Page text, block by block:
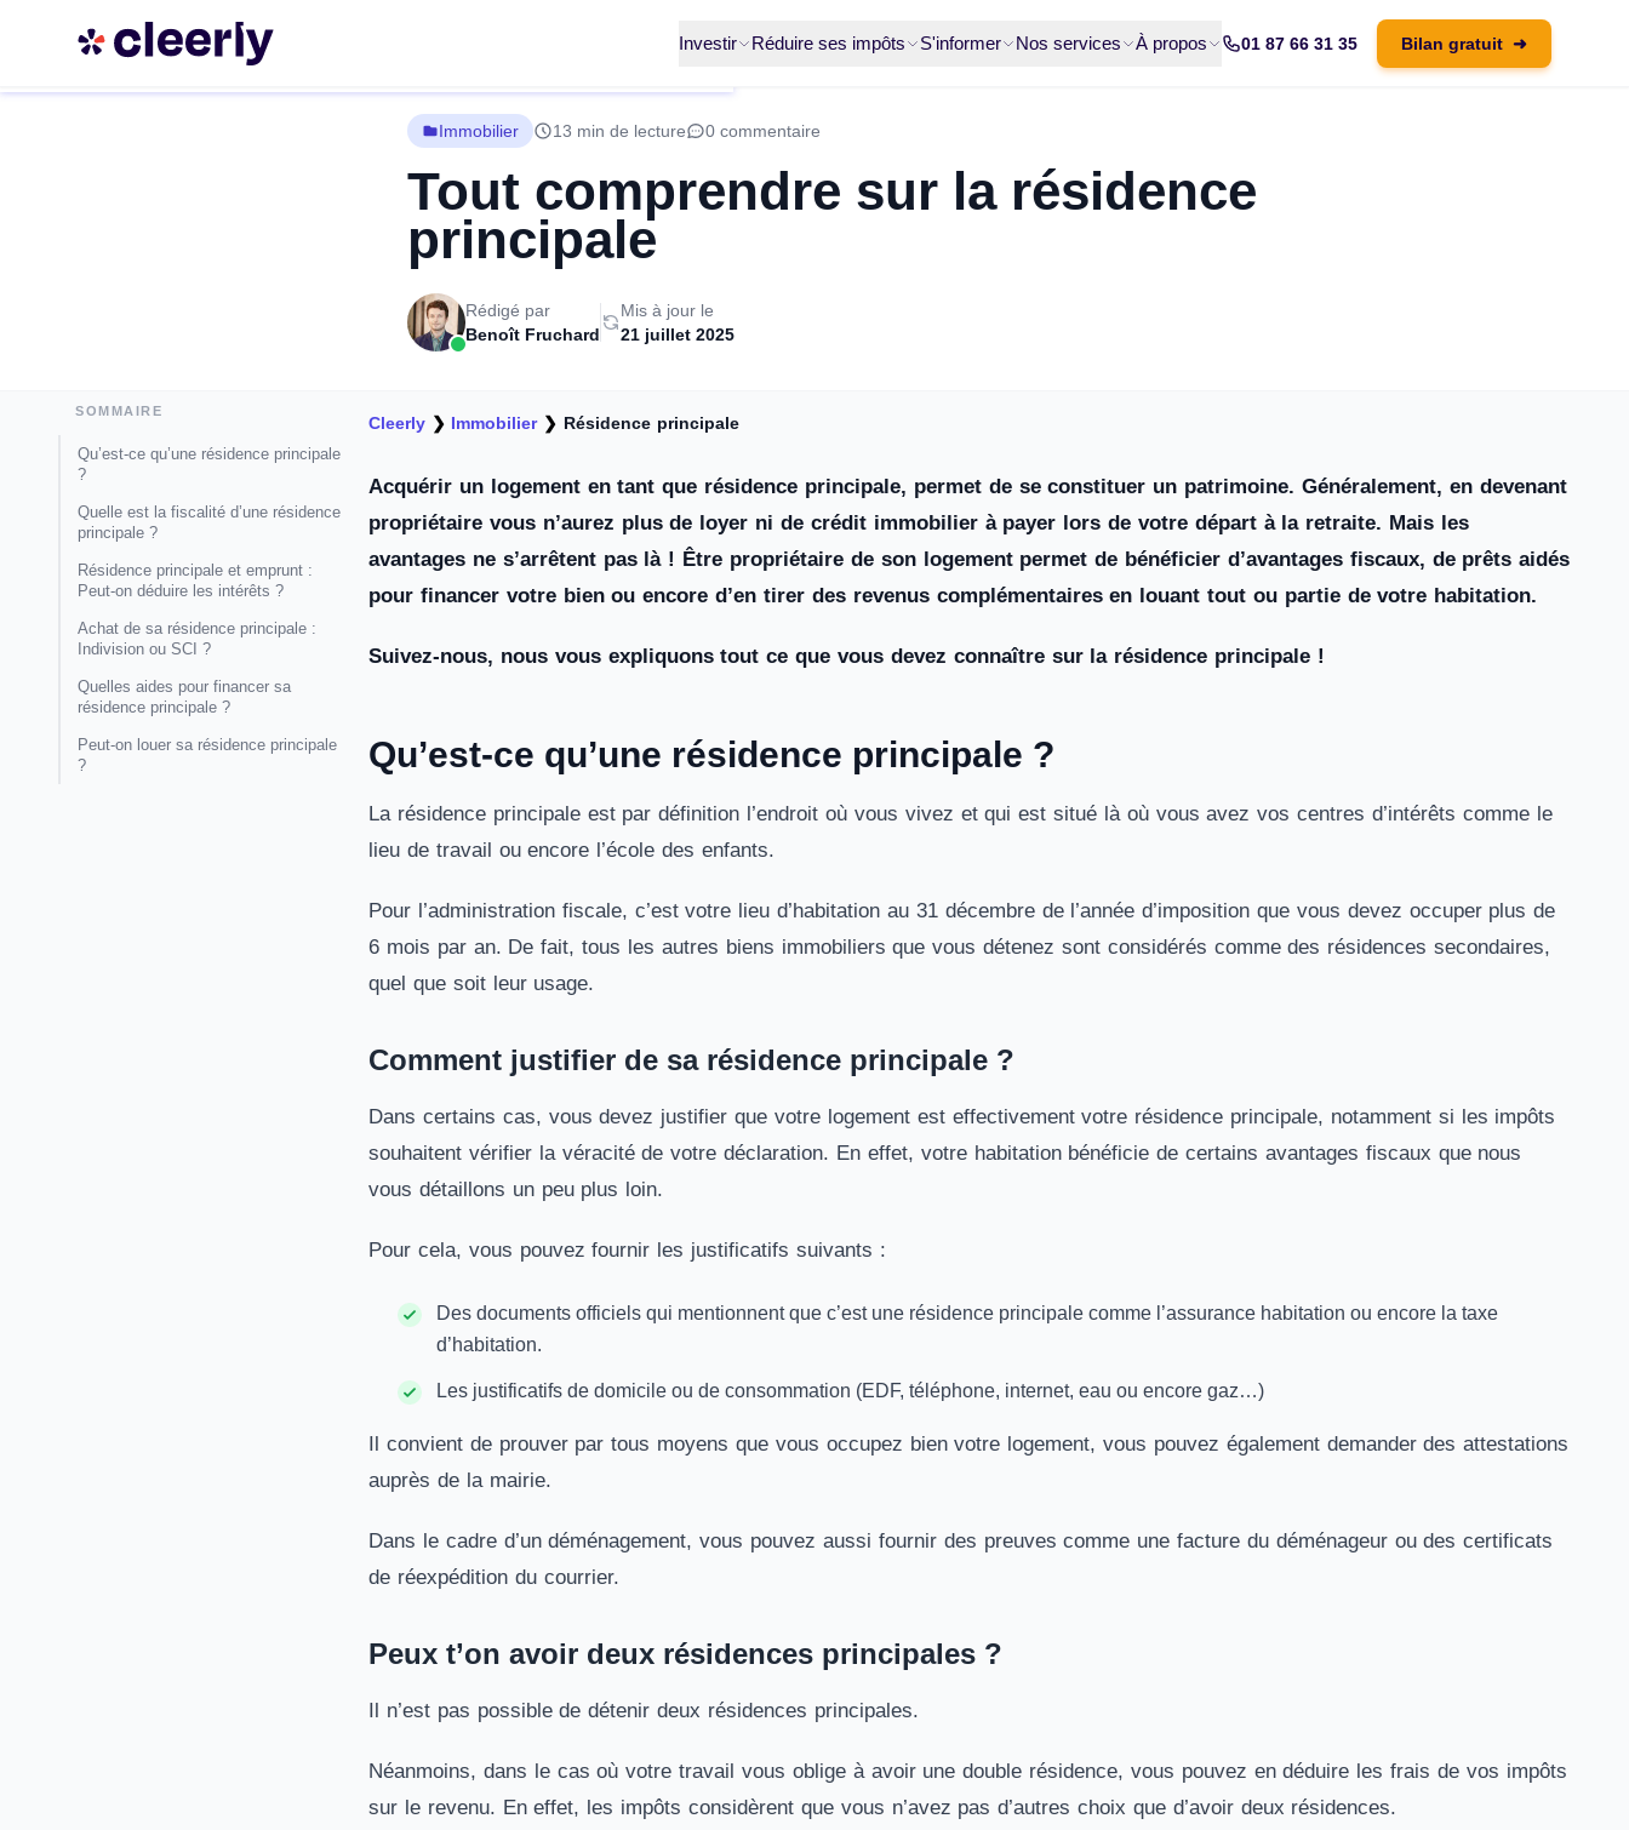
Investir Réduire ses impôts S'informer Nos services À propos 01 87 66 31 35 Bilan gratuit ➜
Immobilier 13 min de lecture 0 commentaire
Tout comprendre sur la résidence
principale
Rédigé par
Benoît Fruchard
Mis à jour le
21 juillet 2025
SOMMAIRE
Qu’est-ce qu’une résidence principale
?
Quelle est la fiscalité d’une résidence
principale ?
Résidence principale et emprunt :
Peut-on déduire les intérêts ?
Achat de sa résidence principale :
Indivision ou SCI ?
Quelles aides pour financer sa
résidence principale ?
Peut-on louer sa résidence principale
?
Cleerly ❯ Immobilier❯ Résidence principale
Acquérir un logement en tant que résidence principale, permet de se constituer un patrimoine. Généralement, en devenant
propriétaire vous n’aurez plus de loyer ni de crédit immobilier à payer lors de votre départ à la retraite. Mais les
avantages ne s’arrêtent pas là ! Être propriétaire de son logement permet de bénéficier d’avantages fiscaux, de prêts aidés
pour financer votre bien ou encore d’en tirer des revenus complémentaires en louant tout ou partie de votre habitation.
Suivez-nous, nous vous expliquons tout ce que vous devez connaître sur la résidence principale !
Qu’est-ce qu’une résidence principale ?
La résidence principale est par définition l’endroit où vous vivez et qui est situé là où vous avez vos centres d’intérêts comme le
lieu de travail ou encore l’école des enfants.
Pour l’administration fiscale, c’est votre lieu d’habitation au 31 décembre de l’année d’imposition que vous devez occuper plus de
6 mois par an. De fait, tous les autres biens immobiliers que vous détenez sont considérés comme des résidences secondaires,
quel que soit leur usage.
Comment justifier de sa résidence principale ?
Dans certains cas, vous devez justifier que votre logement est effectivement votre résidence principale, notamment si les impôts
souhaitent vérifier la véracité de votre déclaration. En effet, votre habitation bénéficie de certains avantages fiscaux que nous
vous détaillons un peu plus loin.
Pour cela, vous pouvez fournir les justificatifs suivants :
Des documents officiels qui mentionnent que c’est une résidence principale comme l’assurance habitation ou encore la taxe
d’habitation.
Les justificatifs de domicile ou de consommation (EDF, téléphone, internet, eau ou encore gaz…)
Il convient de prouver par tous moyens que vous occupez bien votre logement, vous pouvez également demander des attestations
auprès de la mairie.
Dans le cadre d’un déménagement, vous pouvez aussi fournir des preuves comme une facture du déménageur ou des certificats
de réexpédition du courrier.
Peux t’on avoir deux résidences principales ?
Il n’est pas possible de détenir deux résidences principales.
Néanmoins, dans le cas où votre travail vous oblige à avoir une double résidence, vous pouvez en déduire les frais de vos impôts
sur le revenu. En effet, les impôts considèrent que vous n’avez pas d’autres choix que d’avoir deux résidences.